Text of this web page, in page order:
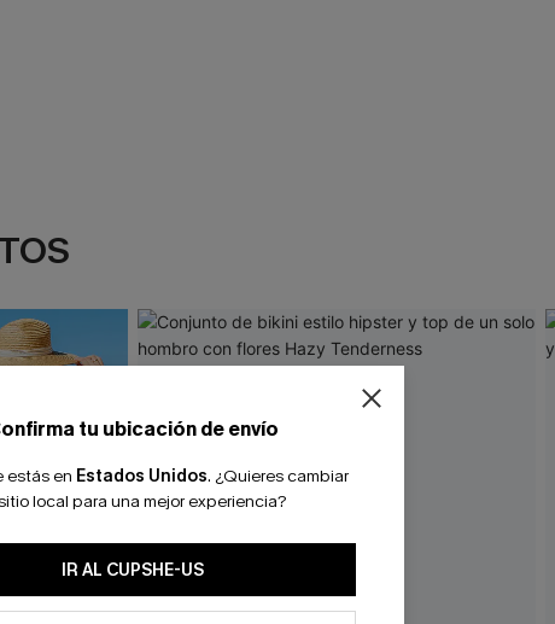
tu ubicación de envío
estás en Estados Unidos. ¿Quieres cambiar
local para una mejor experiencia?
IR AL CUPSHE-US